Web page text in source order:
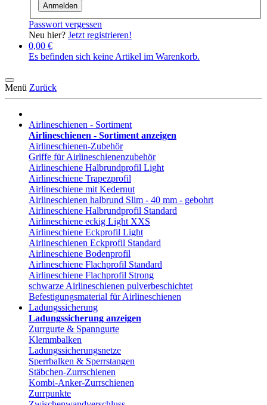
Anmelden
Passwort vergessen
Neu hier? Jetzt registrieren!
0,00 €
Es befinden sich keine Artikel im Warenkorb.
Menü Zurück
Airlineschienen - Sortiment
Airlineschienen - Sortiment anzeigen
Airlineschienen-Zubehör
Griffe für Airlineschienenzubehör
Airlineschiene Halbrundprofil Light
Airlineschiene Trapezprofil
Airlineschiene mit Kedernut
Airlineschienen halbrund Slim - 40 mm - gebohrt
Airlineschiene Halbrundprofil Standard
Airlineschiene eckig Light XXS
Airlineschiene Eckprofil Light
Airlineschienen Eckprofil Standard
Airlineschiene Bodenprofil
Airlineschiene Flachprofil Standard
Airlineschiene Flachprofil Strong
schwarze Airlineschienen pulverbeschichtet
Befestigungsmaterial für Airlineschienen
Ladungssicherung
Ladungssicherung anzeigen
Zurrgurte & Spanngurte
Klemmbalken
Ladungssicherungsnetze
Sperrbalken & Sperrstangen
Stäbchen-Zurrschienen
Kombi-Anker-Zurrschienen
Zurrpunkte